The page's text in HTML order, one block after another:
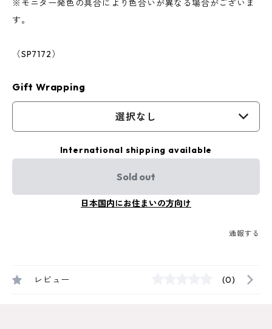
※モニター発色の具合により色合いが異なる場合がございま
す。
（SP7172）
Gift Wrapping
選択なし
International shipping available
Sold out
日本国内にお住まいの方向け
通報する
レビュー (0)